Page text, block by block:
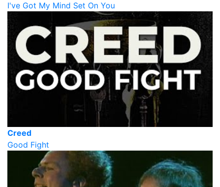
I've Got My Mind Set On You
Creed
Good Fight